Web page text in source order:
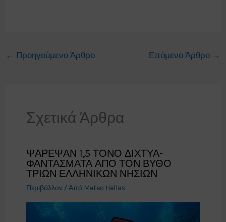
← Προηγούμενο Άρθρο Επόμενο Άρθρο →
Σχετικά Άρθρα
ΨΑΡΕΨΑΝ 1,5 ΤΟΝΟ ΔΙΧΤΥΑ-
ΦΑΝΤΑΣΜΑΤΑ ΑΠΟ ΤΟΝ ΒΥΘΟ
ΤΡΙΩΝ ΕΛΛΗΝΙΚΩΝ ΝΗΣΙΩΝ
Περιβάλλον/ Από Meteo Hellas